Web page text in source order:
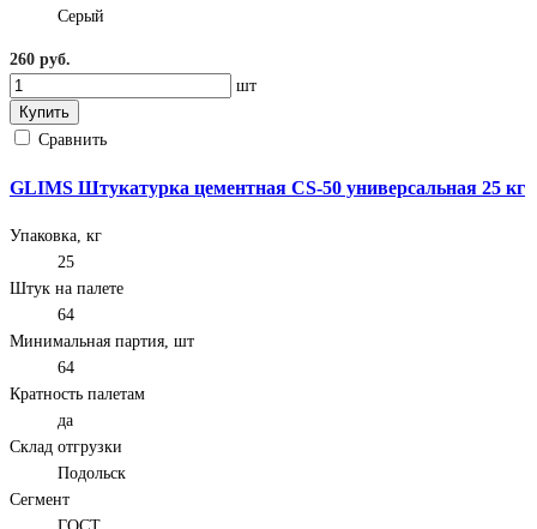
Серый
260 руб.
шт
Купить
Сравнить
GLIMS Штукатурка цементная CS-50 универсальная 25 кг
Упаковка, кг
25
Штук на палете
64
Минимальная партия, шт
64
Кратность палетам
да
Склад отгрузки
Подольск
Сегмент